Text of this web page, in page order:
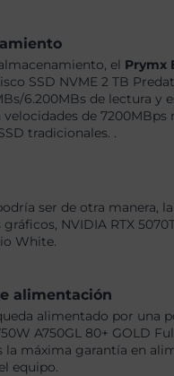
el Prymx
SSD NVME 2 TB
6.200MBs de lectura y
velocidades de 7200MBps
tradicionales. .
ser de otra manera,
gráficos, NVIDIA RTX
White.
alimentación
alimentado por una
A750GL 80+ GOLD
la máxima garantía en
equipo.